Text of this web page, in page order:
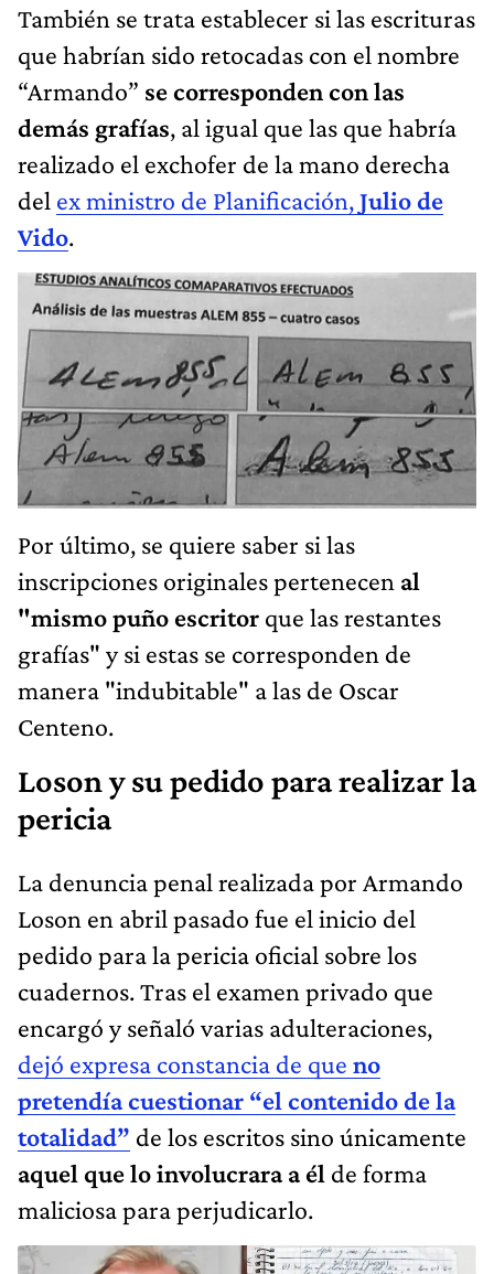
También se trata establecer si las escrituras
que habrían sido retocadas con el nombre
“Armando” se corresponden con las
demás grafías, al igual que las que habría
realizado el exchofer de la mano derecha
del ex ministro de Planificación,Julio de
Vido.
Por último, se quiere saber si las
inscripciones originales pertenecen al
"mismo puño escritor que las restantes
grafías" y si estas se corresponden de
manera "indubitable" a las de Oscar
Centeno.
Loson y su pedido para realizar la
pericia
La denuncia penal realizada por Armando
Loson en abril pasado fue el inicio del
pedido para la pericia oficial sobre los
cuadernos. Tras el examen privado que
encargó y señaló varias adulteraciones,
dejó expresa constancia de que no
pretendía cuestionar “el contenido de la
totalidad” de los escritos sino únicamente
aquel que lo involucrara a él de forma
maliciosa para perjudicarlo.